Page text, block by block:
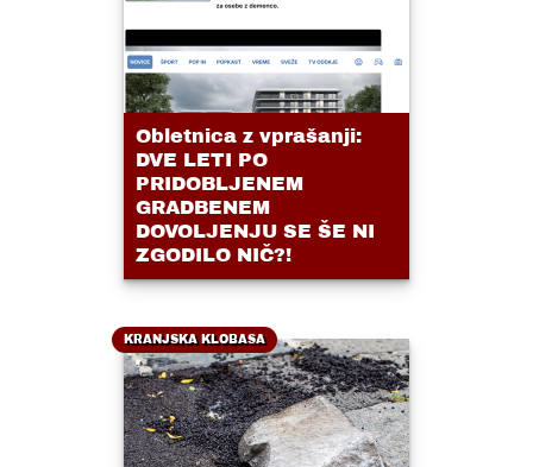
Obletnica z vprašanji:
DVE LETI PO
PRIDOBLJENEM
GRADBENEM
DOVOLJENJU SE ŠE NI
ZGODILO NIČ?!
KRANJSKA KLOBASA